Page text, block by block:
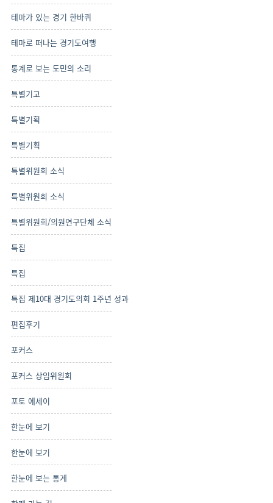
테마가 있는 경기 한바퀴
테마로 떠나는 경기도여행
통계로 보는 도민의 소리
특별기고
특별기획
특별기획
특별위원회 소식
특별위원회 소식
특별위원회/의원연구단체 소식
특집
특집
특집 제10대 경기도의회 1주년 성과
편집후기
포커스
포커스 상임위원회
포토 에세이
한눈에 보기
한눈에 보기
한눈에 보는 통계